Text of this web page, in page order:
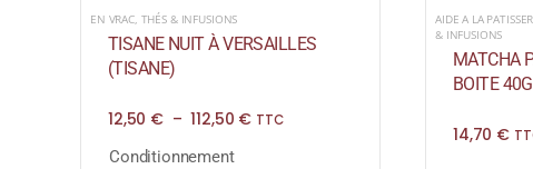
EN VRAC, THÉS & INFUSIONS
TISANE NUIT À VERSAILLES
(TISANE)
12,50 € – 112,50 €Plage
TTC
Conditionnement
AIDE A LA
& INFUSIONS
MATCHA
BOITE 40G
14,70 €